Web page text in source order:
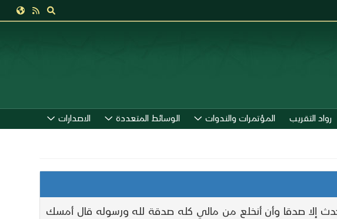
رواد التقريب المؤتمرات والندوات الوسائط المتعددة الاصدارات
يا نبي الله إن من توبتي ألا أحدث إلا صدقا وأن أنخلع من مالي كله صدقة لله ورسوله قال أمسك